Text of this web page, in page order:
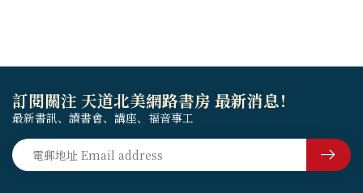
訂閱關注 天道北美網路書房 最新消息！
最新書訊、讀書會、講座、福音事工